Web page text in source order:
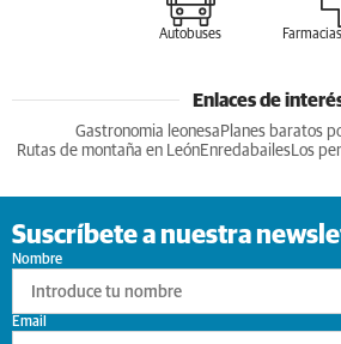
Autobuses
Enlaces de
Gastronomia leonesa Planes baratos
Rutas de montaña en LeónEnredabailesLos
Suscríbete a nuestra
Nombre
Email